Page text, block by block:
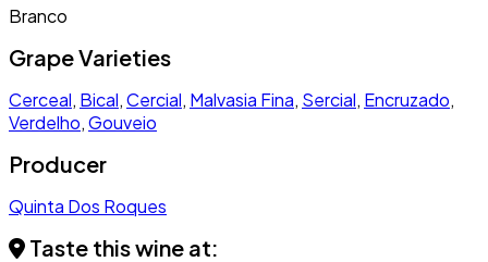
Branco
Grape Varieties
Cerceal, Bical,Cercial, Malvasia Fina, Sercial, Encruzado,
Verdelho,Gouveio
Producer
Quinta Dos Roques
Taste this wine at: